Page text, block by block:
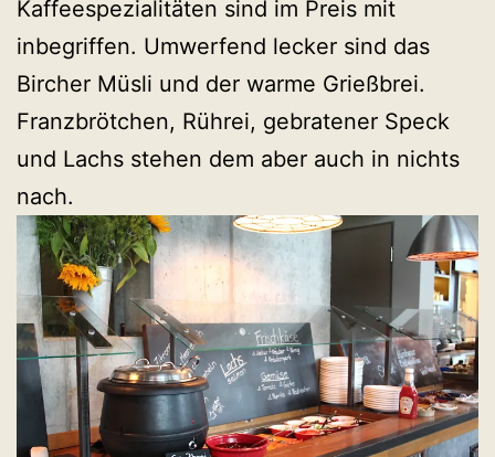
Kaffeespezialitäten sind im Preis mit
inbegriffen. Umwerfend lecker sind das
Bircher Müsli und der warme Grießbrei.
Franzbrötchen, Rührei, gebratener Speck
und Lachs stehen dem aber auch in nichts
nach.